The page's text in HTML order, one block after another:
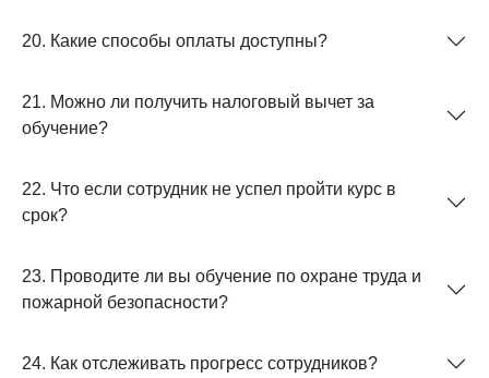
20. Какие способы оплаты доступны?
21. Можно ли получить налоговый вычет за
обучение?
22. Что если сотрудник не успел пройти курс в
срок?
23. Проводите ли вы обучение по охране труда и
пожарной безопасности?
24. Как отслеживать прогресс сотрудников?